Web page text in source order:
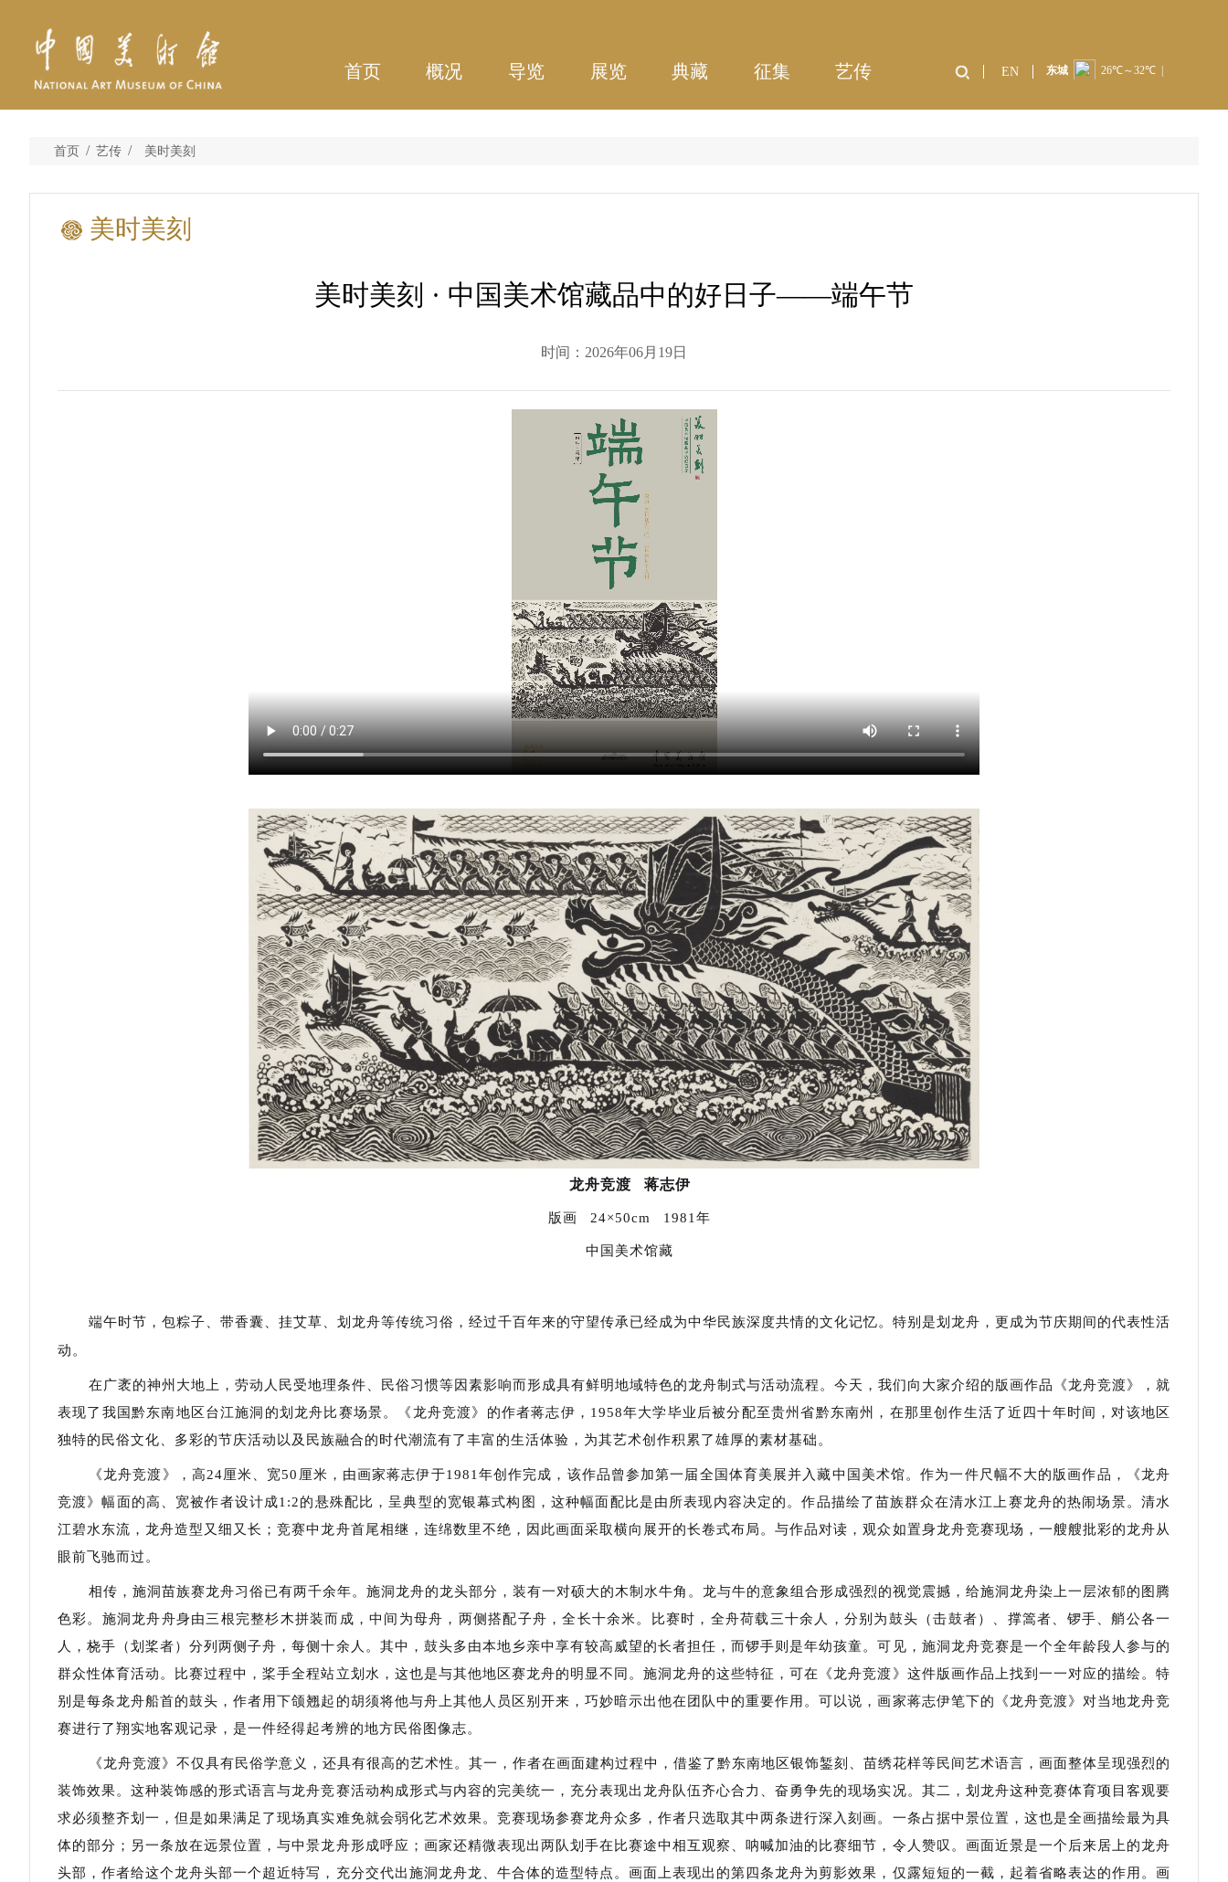
EN
首页 概况 导览 展览 典藏 征集 艺传
首页 / 艺传 / 美时美刻
美时美刻
美时美刻 · 中国美术馆藏品中的好日子——端午节
时间：2026年06月19日
龙舟竞渡 蒋志伊
版画 24×50cm 1981年
中国美术馆藏
端午时节，包粽子、带香囊、挂艾草、划龙舟等传统习俗，经过千百年来的守望传承已经成为中华民族深度共情的文化记忆。特别是划龙舟，更成为节庆期间的代表性活
动。
在广袤的神州大地上，劳动人民受地理条件、民俗习惯等因素影响而形成具有鲜明地域特色的龙舟制式与活动流程。今天，我们向大家介绍的版画作品《龙舟竞渡》，就
表现了我国黔东南地区台江施洞的划龙舟比赛场景。《龙舟竞渡》的作者蒋志伊， 1958年大学毕业后被分配至贵州省黔东南州，在那里创作生活了近四十年时间，对该地区
独特的民俗文化、多彩的节庆活动以及民族融合的时代潮流有了丰富的生活体验，为其艺术创作积累了雄厚的素材基础。
《龙舟竞渡》，高24厘米、宽50 厘米，由画家蒋志伊于1981 年创作完成，该作品曾参加第一届全国体育美展并入藏中国美术馆。作为一件尺幅不大的版画作品，《龙舟
竞渡》幅面的高、宽被作者设计成1:2的悬殊配比，呈典型的宽银幕式构图，这种幅面配比是由所表现内容决定的。作品描绘了苗族群众在清水江上赛龙舟的热闹场景。清水
江碧水东流，龙舟造型又细又长；竞赛中龙舟首尾相继，连绵数里不绝，因此画面采取横向展开的长卷式布局。与作品对读，观众如置身龙舟竞赛现场，一艘艘批彩的龙舟从
眼前飞驰而过。
相传，施洞苗族赛龙舟习俗已有两千余年。施洞龙舟的龙头部分，装有一对硕大的木制水牛角。龙与牛的意象组合形成强烈的视觉震撼，给施洞龙舟染上一层浓郁的图腾
色彩。施洞龙舟舟身由三根完整杉木拼装而成，中间为母舟，两侧搭配子舟，全长十余米。比赛时，全舟荷载三十余人，分别为鼓头（击鼓者）、撑篙者、锣手、艄公各一
人，桡手（划桨者）分列两侧子舟，每侧十余人。其中，鼓头多由本地乡亲中享有较高威望的长者担任，而锣手则是年幼孩童。可见，施洞龙舟竞赛是一个全年龄段人参与的
群众性体育活动。比赛过程中，桨手全程站立划水，这也是与其他地区赛龙舟的明显不同。施洞龙舟的这些特征，可在《龙舟竞渡》这件版画作品上找到一一对应的描绘。特
别是每条龙舟船首的鼓头，作者用下颌翘起的胡须将他与舟上其他人员区别开来，巧妙暗示出他在团队中的重要作用。可以说，画家蒋志伊笔下的《龙舟竞渡》对当地龙舟竞
赛进行了翔实地客观记录，是一件经得起考辨的地方民俗图像志。
《龙舟竞渡》不仅具有民俗学意义，还具有很高的艺术性。其一，作者在画面建构过程中，借鉴了黔东南地区银饰錾刻、苗绣花样等民间艺术语言，画面整体呈现强烈的
装饰效果。这种装饰感的形式语言与龙舟竞赛活动构成形式与内容的完美统一，充分表现出龙舟队伍齐心合力、奋勇争先的现场实况。其二，划龙舟这种竞赛体育项目客观要
求必须整齐划一，但是如果满足了现场真实难免就会弱化艺术效果。竞赛现场参赛龙舟众多，作者只选取其中两条进行深入刻画。一条占据中景位置，这也是全画描绘最为具
体的部分；另一条放在远景位置，与中景龙舟形成呼应；画家还精微表现出两队划手在比赛途中相互观察、呐喊加油的比赛细节，令人赞叹。画面近景是一个后来居上的龙舟
头部，作者给这个龙舟头部一个超近特写，充分交代出施洞龙舟龙、牛合体的造型特点。画面上表现出的第四条龙舟为剪影效果，仅露短短的一截，起着省略表达的作用。画